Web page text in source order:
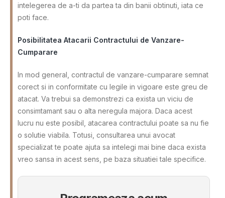
intelegerea de a-ti da partea ta din banii obtinuti, iata ce
poti face.
Posibilitatea Atacarii Contractului de Vanzare-
Cumparare
In mod general, contractul de vanzare-cumparare semnat
corect si in conformitate cu legile in vigoare este greu de
atacat. Va trebui sa demonstrezi ca exista un viciu de
consimtamant sau o alta neregula majora. Daca acest
lucru nu este posibil, atacarea contractului poate sa nu fie
o solutie viabila. Totusi, consultarea unui avocat
specializat te poate ajuta sa intelegi mai bine daca exista
vreo sansa in acest sens, pe baza situatiei tale specifice.